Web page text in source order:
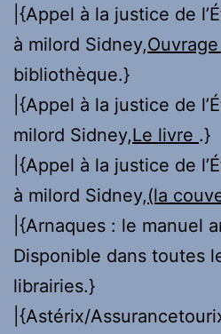
|{Appel à la justice de
à milord Sidney,Ouvrage
bibliothèque.}
|{Appel à la justice de
milord Sidney,Le livre .}
|{Appel à la justice de
à milord Sidney,(la
|{Arnaques : le manuel
Disponible dans toutes
librairies.}
|{Astérix/